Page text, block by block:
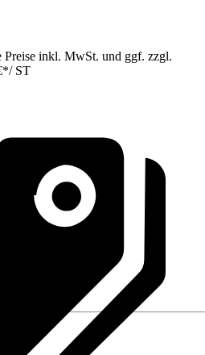
inkl. MwSt. und ggf. zzgl.
*/ ST